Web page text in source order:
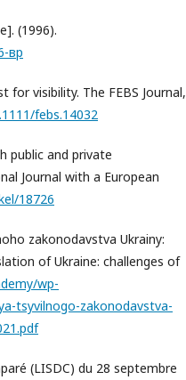
(1996).
вр
for visibility. The FEBS Journal,
febs.14032
public and private
Journal with a European
18726
zakonodavstva Ukrainy:
of Ukraine: challenges of
wp-
tsyvilnogo-zakonodavstva-
(LISDC) du 28 septembre